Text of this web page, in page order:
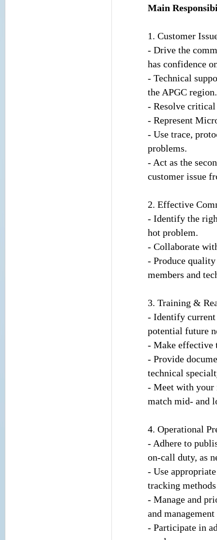
Main
1. Customer
- Drive the
has confidence
- Technical
the APGC region.
- Resolve critical
- Represent
- Use trace,
problems.
- Act as the
customer issue
2. Effective
- Identify the
hot problem.
- Collaborate
- Produce
members and
3. Training &
- Identify current
potential future
- Make effective
- Provide
technical
- Meet with your
match mid- and
4. Operational
- Adhere to
on-call duty, as
- Use
tracking
- Manage and
and
- Participate in